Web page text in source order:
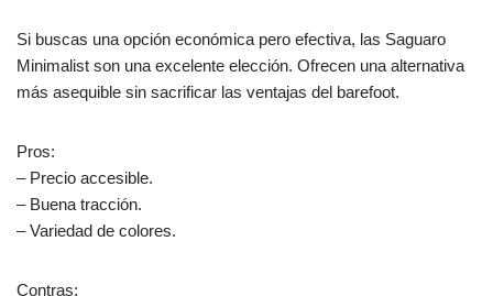
Si buscas una opción económica pero efectiva, las Saguaro
Minimalist son una excelente elección. Ofrecen una alternativa
más asequible sin sacrificar las ventajas del barefoot.
Pros:
– Precio accesible.
– Buena tracción.
– Variedad de colores.
Contras: